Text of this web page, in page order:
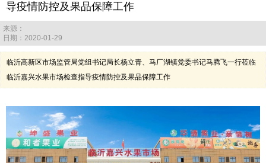
导疫情防控及果品保障工作
来源：
日期：2020-01-29
临沂高新区市场监管局党组书记局长杨立青、马厂湖镇党委书记马腾飞一行莅临
临沂嘉兴水果市场检查指导疫情防控及果品保障工作